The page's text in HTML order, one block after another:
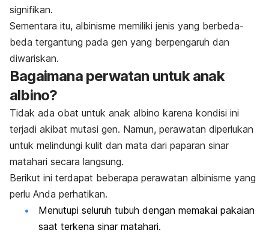
signifikan.
Sementara itu, albinisme memiliki jenis yang berbeda-
beda tergantung pada gen yang berpengaruh dan
diwariskan.
Bagaimana perwatan untuk anak
albino?
Tidak ada obat untuk anak albino karena kondisi ini
terjadi akibat mutasi gen. Namun, perawatan diperlukan
untuk melindungi kulit dan mata dari paparan sinar
matahari secara langsung.
Berikut ini terdapat beberapa perawatan albinisme yang
perlu Anda perhatikan.
Menutupi seluruh tubuh dengan memakai pakaian
saat terkena sinar matahari.